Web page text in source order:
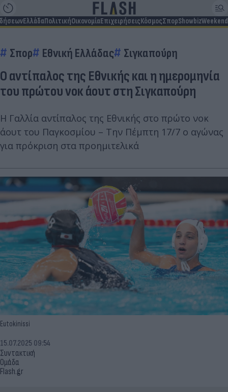
ΕλλάδαΠολιτικήΟικονομίαΕπιχειρήσειςΚόσμοςΣπορShowbizWeekend
Σπορ Εθνική Ελλάδας Σιγκαπούρη
Ο αντίπαλος της Εθνικής και η ημερομηνία
του πρώτου νοκ άουτ στη Σιγκαπούρη
Η Γαλλία αντίπαλος της Εθνικής στο πρώτο νοκ
άουτ του Παγκοσμίου – Την Πέμπτη 17/7 ο αγώνας
για πρόκριση στα προημιτελικά
Eutokinissi
Συντακτική
Ομάδα
Flash.gr
15.07.2025 09:54